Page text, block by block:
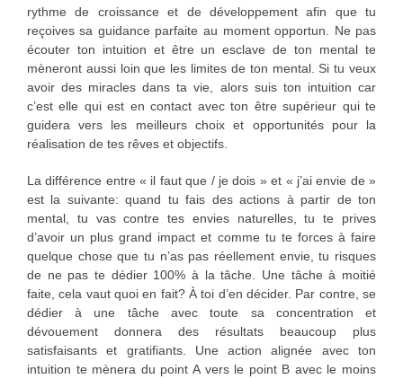
rythme de croissance et de développement afin que tu
reçoives sa guidance parfaite au moment opportun. Ne pas
écouter ton intuition et être un esclave de ton mental te
mèneront aussi loin que les limites de ton mental. Si tu veux
avoir des miracles dans ta vie, alors suis ton intuition car
c’est elle qui est en contact avec ton être supérieur qui te
guidera vers les meilleurs choix et opportunités pour la
réalisation de tes rêves et objectifs.
La différence entre « il faut que / je dois » et « j’ai envie de »
est la suivante: quand tu fais des actions à partir de ton
mental, tu vas contre tes envies naturelles, tu te prives
d’avoir un plus grand impact et comme tu te forces à faire
quelque chose que tu n’as pas réellement envie, tu risques
de ne pas te dédier 100% à la tâche. Une tâche à moitié
faite, cela vaut quoi en fait? À toi d’en décider. Par contre, se
dédier à une tâche avec toute sa concentration et
dévouement donnera des résultats beaucoup plus
satisfaisants et gratifiants. Une action alignée avec ton
intuition te mènera du point A vers le point B avec le moins